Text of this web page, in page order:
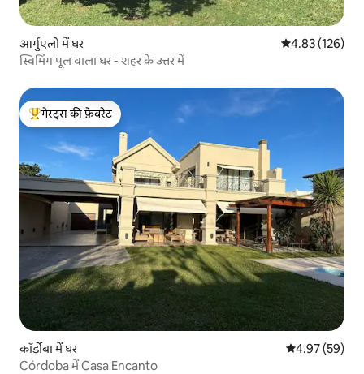
आर्गुएलो में घर औसत रेटिंग 5 में से
4.83 (126)
स्विमिंग पूल वाला घर - शहर के उत्तर में
गेस्ट्स का टॉप फ़ेवरेट
गेस्ट्स की फ़ेवरेट
कॉर्डोबा में घर औसत रेटिंग 5 में
4.97 (59)
Córdoba में Casa Encanto